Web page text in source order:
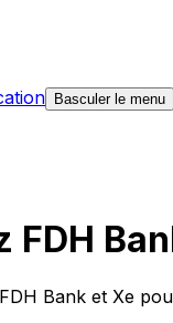
Basculer le menu
FDH
Bank et Xe